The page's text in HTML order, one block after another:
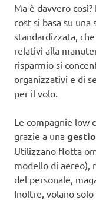
Ma è davvero
cost si basa su
standardizzata,
relativi alla
risparmio si
organizzativi e di
per il volo.
Le compagnie low
grazie a una
Utilizzano flotta
modello di aereo),
del personale,
Inoltre, volano